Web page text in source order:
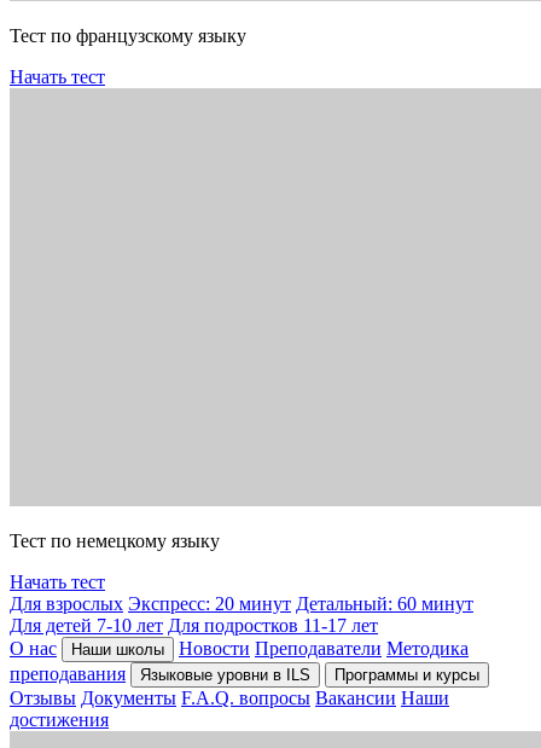
Тест по французскому языку
Начать тест
Тест по немецкому языку
Начать тест
Для взрослых Экспресс: 20 минут Детальный: 60 минут
Для детей 7-10 лет Для подростков 11-17 лет
О нас
Наши школы Новости Преподаватели Методика
преподавания
Языковые уровни в ILS Программы и курсы
Отзывы Документы F.A.Q. вопросы Вакансии Наши
достижения